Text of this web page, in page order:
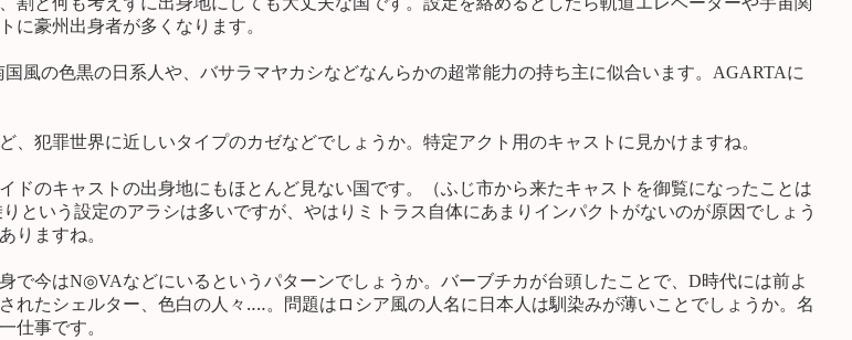
に豪州出身者が多くなります。
の色黒の日系人や、バサラマヤカシなどなんらかの超常能力の持ち主に似合います。AGARTAに
犯罪世界に近しいタイプのカゼなどでしょうか。特定アクト用のキャストに見かけますね。
のキャストの出身地にもほとんど見ない国です。（ふじ市から来たキャストを御覧になったことは
いう設定のアラシは多いですが、やはりミトラス自体にあまりインパクトがないのが原因でしょう
りますね。
今はN◎VAなどにいるというパターンでしょうか。バーブチカが台頭したことで、D時代には前よ
たシェルター、色白の人々‥‥。問題はロシア風の人名に日本人は馴染みが薄いことでしょうか。名
仕事です。